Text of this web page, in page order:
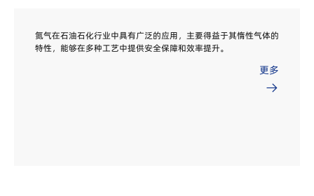
氮气在石油石化行业中具有广泛的应用，主要得益于其惰性气体的
特性，能够在多种工艺中提供安全保障和效率提升。
更多